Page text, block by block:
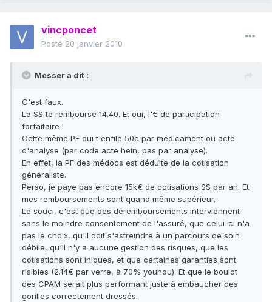
vincponcet
Posté 20 janvier 2010
Messer a dit :
C'est faux.
La SS te rembourse 14.40. Et oui, l'€ de participation
forfaitaire !
Cette même PF qui t'enfile 50c par médicament ou acte
d'analyse (par code acte hein, pas par analyse).
En effet, la PF des médocs est déduite de la cotisation
généraliste.
Perso, je paye pas encore 15k€ de cotisations SS par an. Et
mes remboursements sont quand même supérieur.
Le souci, c'est que des déremboursements interviennent
sans le moindre consentement de l'assuré, que celui-ci n'a
pas le choix, qu'il doit s'astreindre à un parcours de soin
débile, qu'il n'y a aucune gestion des risques, que les
cotisations sont iniques, et que certaines garanties sont
risibles (2.14€ par verre, à 70% youhou). Et que le boulot
des CPAM serait plus performant juste à embaucher des
gorilles correctement dressés.